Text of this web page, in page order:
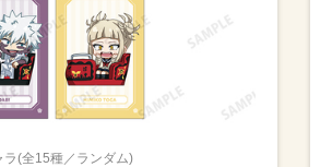
(全15種／ランダム)